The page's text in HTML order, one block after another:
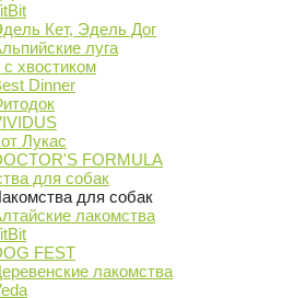
Кет, Эдель Дог
луга
с хвостиком
Dinner
Лукас
FORMULA
для собак
для собак
лакомства
FEST
лакомства